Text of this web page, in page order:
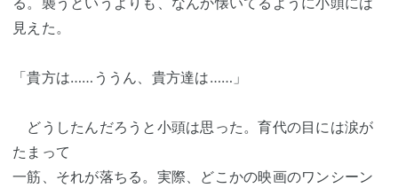
見えた。
「貴方は……ううん、貴方達は……」
どうしたんだろうと小頭は思った。育代の目には涙が
たまって
一筋、それが落ちる。実際、どこかの映画のワンシーン